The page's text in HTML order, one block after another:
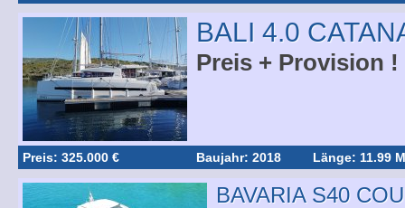
BALI 4.0
Preis + Provision !
Preis: 325.000 € Baujahr: 2018 Länge: 11.99
BAVARIA S40